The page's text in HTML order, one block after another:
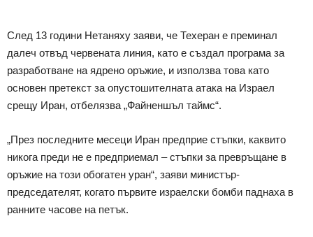
След 13 години Нетаняху заяви, че Техеран е преминал
далеч отвъд червената линия, като е създал програма за
разработване на ядрено оръжие, и използва това като
основен претекст за опустошителната атака на Израел
срещу Иран, отбелязва „Файненшъл таймс“.
„През последните месеци Иран предприе стъпки, каквито
никога преди не е предприемал – стъпки за превръщане в
оръжие на този обогатен уран“, заяви министър-
председателят, когато първите израелски бомби паднаха в
ранните часове на петък.